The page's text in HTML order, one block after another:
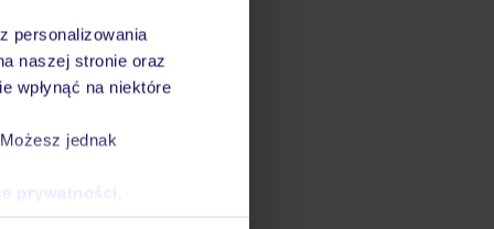
personalizowania
naszej stronie oraz
wpłynąć na niektóre
jednak
prywatności